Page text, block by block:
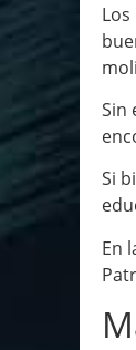
Sin
Si
En